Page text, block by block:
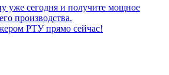
уже сегодня и получите мощное
производства.
РТУ прямо сейчас!